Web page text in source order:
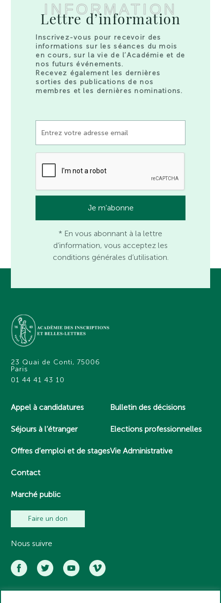
INFORMATION
Lettre d’information
Inscrivez-vous pour recevoir des
informations sur les séances du mois
en cours, sur la vie de l’Académie et de
nos futurs événements.
Recevez également les dernières
sorties des publications de nos
membres et les dernières nominations.
* En vous abonnant à la lettre
d’information, vous acceptez les
conditions générales d’utilisation.
23 Quai de Conti, 75006
Paris
01 44 41 43 10
Appel à candidatures
Séjours à l’étranger
Offres d’emploi et de stages
Contact
Marché public
Bulletin des décisions
Elections professionnelles
Vie Administrative
Faire un don
Nous suivre